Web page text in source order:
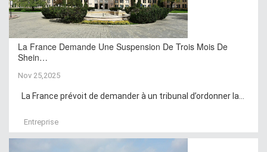
La France Demande Une Suspension De Trois Mois De
Shein…
Nov 25,2025
La France prévoit de demander à un tribunal d’ordonner la...
Entreprise